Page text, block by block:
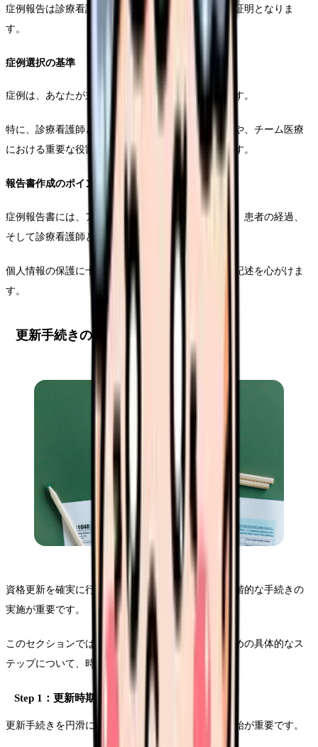
症例報告は診療看護師としての実践力を示す重要な証明となりま
す。
症例選択の基準
症例は、あなたが主体的に関わった事例を選択します。
特に、診療看護師としての専門性が発揮された場面や、チーム医療
における重要な役割を担った事例を優先的に選びます。
報告書作成のポイント
症例報告書には、アセスメント、実施した医療行為、患者の経過、
そして診療看護師としての考察を含めます。
個人情報の保護に十分注意を払いながら、具体的な記述を心がけま
す。
更新手続きの実践ステップ
資格更新を確実に行うためには、計画的な準備と段階的な手続きの
実施が重要です。
このセクションでは、更新手続きを確実に進めるための具体的なス
テップについて、時系列に沿って解説していきます。
Step 1：更新時期の確認と計画立案
更新手続きを円滑に進めるためには、早めの準備開始が重要です。